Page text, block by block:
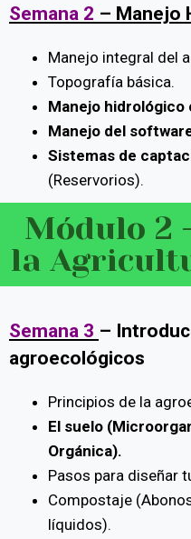
Semana 2 – Manejo
Manejo integral del
Topografía básica.
Manejo hidrológico
Manejo del
Sistemas de
(Reservorios).
Módulo 2
la
Semana 3 –
agroecológicos
Principios de la
El suelo
Orgánica).
Pasos para diseñar
Compostaje
líquidos).